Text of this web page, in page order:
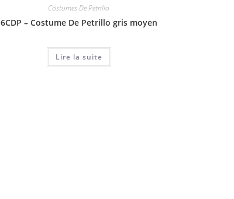
Costumes De Petrillo
6CDP – Costume De Petrillo gris moyen
Lire la suite